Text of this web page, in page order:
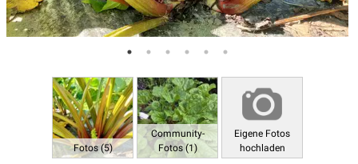
Fotos (5)
Community-
Fotos (1)
Eigene Fotos
hochladen